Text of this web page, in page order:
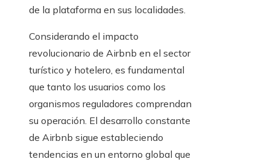
de la plataforma en sus localidades.
Considerando el impacto
revolucionario de Airbnb en el sector
turístico y hotelero, es fundamental
que tanto los usuarios como los
organismos reguladores comprendan
su operación. El desarrollo constante
de Airbnb sigue estableciendo
tendencias en un entorno global que